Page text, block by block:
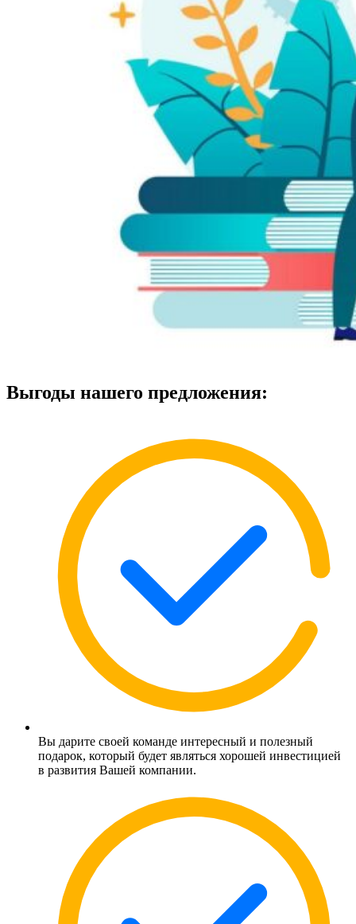
Выгоды нашего предложения:
Вы дарите своей команде интересный и полезный
подарок, который будет являться хорошей инвестицией
в развития Вашей компании.